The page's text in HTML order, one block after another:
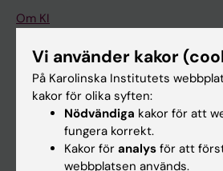
Om KI
På gång
Nyheter
Kalender
Vi använder kakor
På Karolinska Institutets
kakor för olika syften:
Nödvändiga kakor för att
fungera korrekt.
Kakor för analys för att
webbplatsen används.